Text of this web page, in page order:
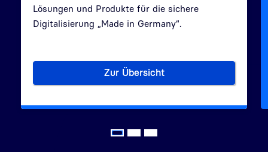
Lösungen und Produkte für die sichere
Digitalisierung „Made in Germany“.
Zur ÜbersichtLösungsportfolio der